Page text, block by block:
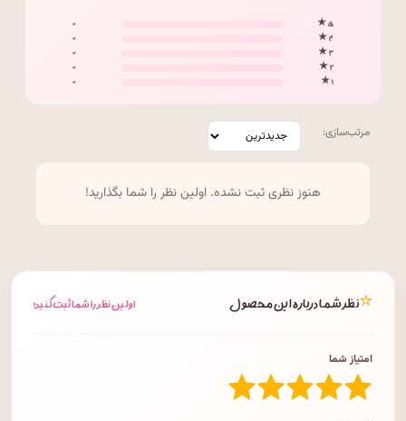
۵ ★
۰
۴ ★
۰
۳ ★
۰
۲ ★
۰
۱ ★
۰
مرتب‌سازی:
هنوز نظری ثبت نشده. اولین نظر را شما بگذارید!
⭐نظر شما درباره این محصول اولین نظر را شما ثبت کنید!
امتیاز شما